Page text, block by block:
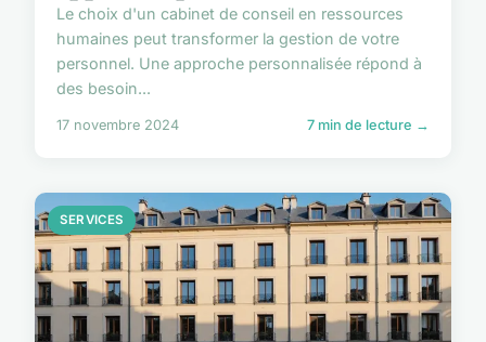
Le choix d'un cabinet de conseil en ressources
humaines peut transformer la gestion de votre
personnel. Une approche personnalisée répond à
des besoin...
17 novembre 2024 7 min de lecture →
SERVICES